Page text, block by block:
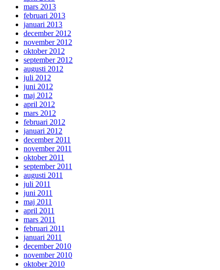
mars 2013
februari 2013
januari 2013
december 2012
november 2012
oktober 2012
september 2012
augusti 2012
juli 2012
juni 2012
maj 2012
april 2012
mars 2012
februari 2012
januari 2012
december 2011
november 2011
oktober 2011
september 2011
augusti 2011
juli 2011
juni 2011
maj 2011
april 2011
mars 2011
februari 2011
januari 2011
december 2010
november 2010
oktober 2010